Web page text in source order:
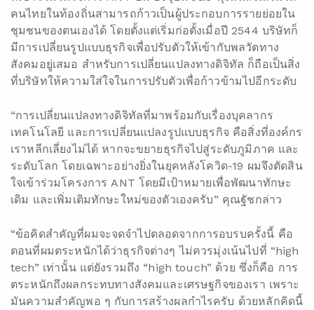
คนไทยในท้องถิ่นสามารถก้าวเป็นผู้ประกอบการรายย่อยใน
ชุมชนของตนเองได้ โดยตั้งแต่เริ่มก่อตั้งเมื่อปี 2544 บริษัทก็
มีการเปลี่ยนรูปแบบธุรกิจเพื่อปรับตัวให้เข้ากับพลวัตทาง
สังคมอยู่เสมอ สำหรับการเปลี่ยนแปลงทางดิจิทัล ก็ถือเป็นสิ่ง
ที่บริษัทให้ความใส่ใจในการปรับตัวเพื่อก้าวข้ามไปอีกระดับ
“การเปลี่ยนแปลงทางดิจิทัลที่มาพร้อมกับเรื่องบุคลากร
เทคโนโลยี และการเปลี่ยนแปลงรูปแบบธุรกิจ คือสิ่งที่องค์กร
เราหลีกเลี่ยงไม่ได้ หากจะขยายธุรกิจไปสู่ระดับภูมิภาค และ
ระดับโลก โดยเฉพาะอย่างยิ่งในยุคหลังโควิด-19 ผมจึงตัดสิน
ใจเข้าร่วมโครงการ ANT โดยมีเป้าหมายเพื่อพัฒนาทักษะ
เดิม และเพิ่มเติมทักษะใหม่ของตัวเองครับ” คุณฐัชกล่าว
“ข้อคิดสำคัญที่ผมจะจดจำไปตลอดจากการอบรบครั้งนี้ คือ
ตอนที่ผมตระหนักได้ว่าธุรกิจต่างๆ ไม่ควรมุ่งเน้นไปที่ “high
tech” เท่านั้น แต่ยังรวมถึง “high touch” ด้วย ซึ่งก็คือ การ
ตระหนักถึงผลกระทบทางสังคมและเศรษฐกิจของเรา เพราะ
มันความสำคัญพอ ๆ กับการสร้างผลกำไรครับ ด้วยหลักคิดนี้